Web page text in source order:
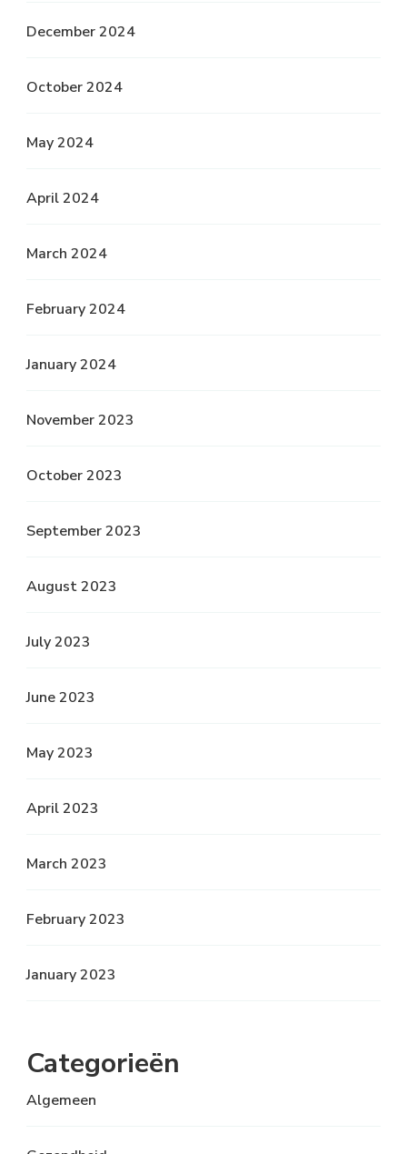
December 2024
October 2024
May 2024
April 2024
March 2024
February 2024
January 2024
November 2023
October 2023
September 2023
August 2023
July 2023
June 2023
May 2023
April 2023
March 2023
February 2023
January 2023
Categorieën
Algemeen